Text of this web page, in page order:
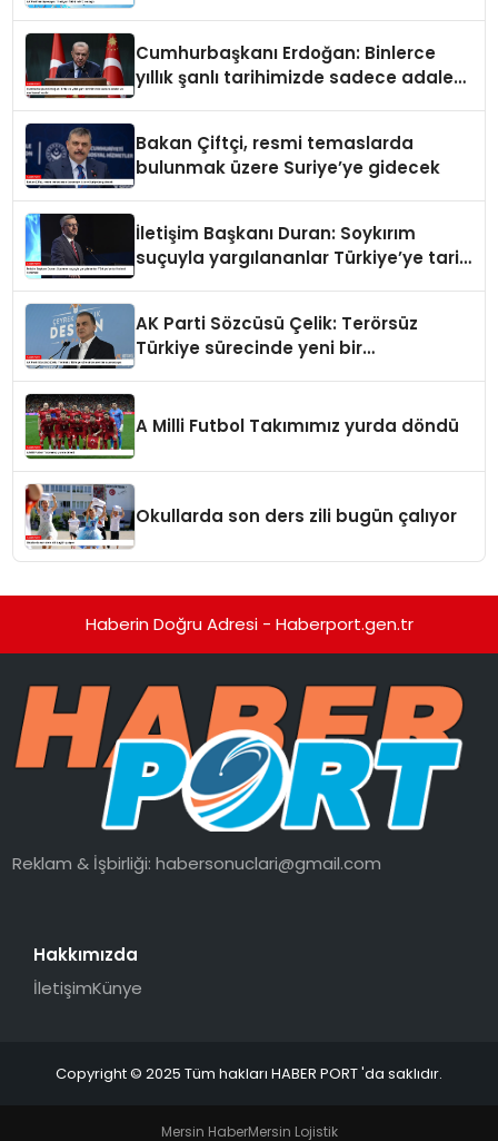
Cumhurbaşkanı Erdoğan: Binlerce
yıllık şanlı tarihimizde sadece adalet
Bakan Çiftçi, resmi temaslarda
bulunmak üzere Suriye’ye gidecek
İletişim Başkanı Duran: Soykırım
suçuyla yargılananlar Türkiye’ye tarih
AK Parti Sözcüsü Çelik: Terörsüz
Türkiye sürecinde yeni bir
A Milli Futbol Takımımız yurda döndü
Okullarda son ders zili bugün çalıyor
Haberin Doğru Adresi - Haberport.gen.tr
Reklam & İşbirliği:habersonuclari@gmail.com
Hakkımızda
İletişimKünye
Copyright © 2025 Tüm hakları HABER PORT 'da saklıdır.
Mersin HaberMersin Lojistik